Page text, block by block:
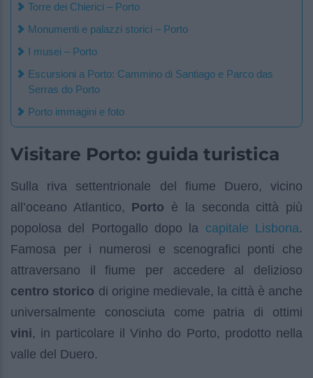
Torre dei Chierici – Porto
Monumenti e palazzi storici – Porto
I musei – Porto
Escursioni a Porto: Cammino di Santiago e Parco das
Serras do Porto
Porto immagini e foto
Visitare Porto: guida turistica
Sulla riva settentrionale del fiume Duero, vicino
all’oceano Atlantico, Porto è la seconda città più
popolosa del Portogallo dopo la capitale Lisbona.
Famosa per i numerosi e scenografici ponti che
attraversano il fiume per accedere al delizioso
centro storico di origine medievale, la città è anche
universalmente conosciuta come patria di ottimi
vini, in particolare il Vinho do Porto, prodotto nella
valle del Duero.